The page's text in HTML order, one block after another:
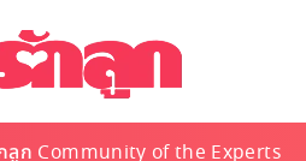
ลูก Community of the Experts